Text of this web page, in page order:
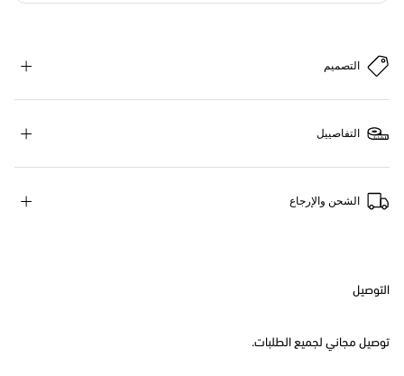
التصميم
التفاصييل
الشحن والإرجاع
التوصيل
توصيل مجاني لجميع الطلبات.